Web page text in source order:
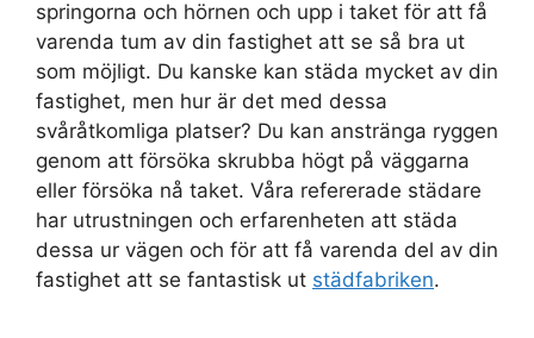
springorna och hörnen och upp i taket för att få
varenda tum av din fastighet att se så bra ut
som möjligt. Du kanske kan städa mycket av din
fastighet, men hur är det med dessa
svåråtkomliga platser? Du kan anstränga ryggen
genom att försöka skrubba högt på väggarna
eller försöka nå taket. Våra refererade städare
har utrustningen och erfarenheten att städa
dessa ur vägen och för att få varenda del av din
fastighet att se fantastisk ut städfabriken.